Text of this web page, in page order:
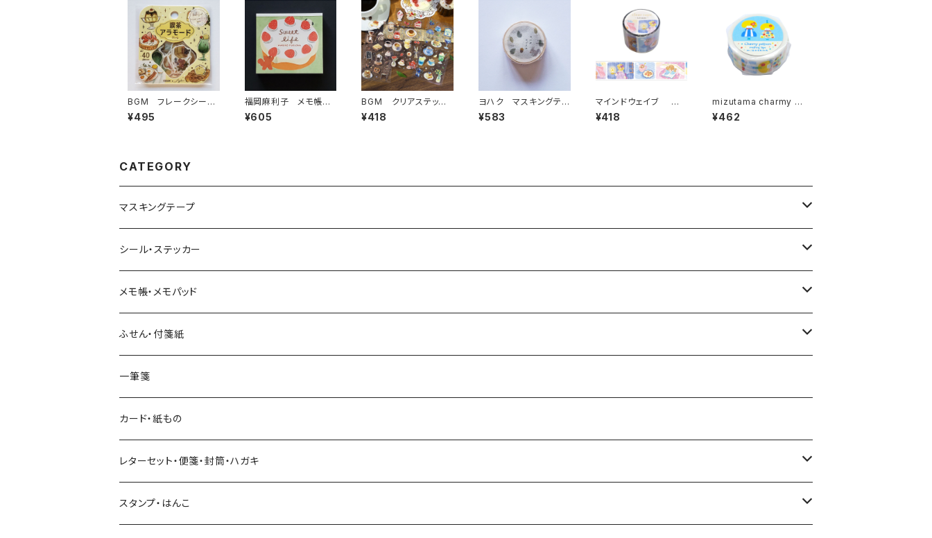
BGM フレークシー
ル 喫茶アラモード・ひ
とやすみ甘時間 イエ
¥495
福岡麻利子 メモ帳
ブロックメモ Sweet l
ife ホールケーキ
¥605
BGM クリアステッカ
ーシール IRIDE・喫茶ア
ラモード 3枚入り
¥418
ヨハク マスキングテ
ープ エゾリス Y-19
0
¥583
マインドウェイブ 透
明クリアテープ95694
リル ストーリー midni
¥418
mizutama charmy p
atternマスキングテー
プ うきうきちゃん
¥462
CATEGORY
マスキングテープ
ヨハク
和紙
透明クリア
Hutte paper works （プロペラスタジオ）
ネクタイ
透明クリアテープ
柄・モチーフで選ぶ（マステ）
いちご・ストロベリー
フルーツ・野菜
マインドウェイブ
水縞
シール・ステッカー
フレークシール
パピアプラッツ（作家もの）
ヨハク
ステッカーシール
マインドウェイブ
田村美紀
立体シール
メモ帳・メモパッド
ヨハク
HUTTE PAPER WORKS
表現社（作家もの）
星燈社
古川紙工
ふせん・付箋紙
ヨハク
HUTTE PAPER WORKS
古川紙工
表現社（作家もの）
一筆箋
カード・紙もの
レターセット・便箋・封筒・ハガキ
古川紙工
スタンプ・はんこ